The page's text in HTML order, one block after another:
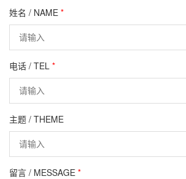
姓名 / NAME *
电话 / TEL *
主题 / THEME
留言 / MESSAGE *